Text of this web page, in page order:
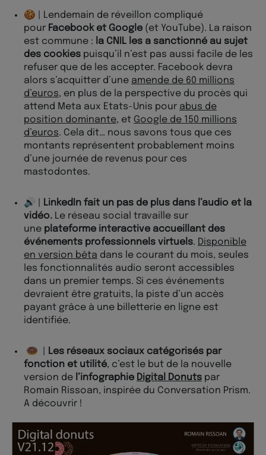
🍪 | Lendemain de réveillon compliqué
pour Facebook et Google (et YouTube). La raison
est commune : la CNIL les a sanctionné au sujet
des cookies puisqu’il n’est pas aussi facile de les
refuser que de les accepter. Facebook devra
alors s’acquitter d’une amende de 60 millions
d’euros, en plus de la perspective du procès qui
attend Meta aux Etats-Unis pour abus de
position dominante, et Google de 150 millions
d’euros. Cela dit… nous savons tous que ces
montants représentent probablement moins
d’une journée de revenus pour ces
mastodontes.
🔊 |
LinkedIn fait un pas de plus dans l’audio et la
vidéo. Le réseau social travaille sur
une plateforme interactive accueillant des
événements professionnels virtuels. Disponible
en version bêta dans le courant du mois, seules
les fonctionnalités audio seront accessibles
dans un premier temps. Si ces événements
devraient être gratuits, la piste d’un accès
payant grâce à une billetterie en ligne est
identifiée.
🍩 |
Les réseaux sociaux catégorisés par
fonction et utilité, c’est le but de la nouvelle
version de l’infographie Digital Donuts par
Romain Rissoan, inspirée du Conversation Prism.
A découvrir !